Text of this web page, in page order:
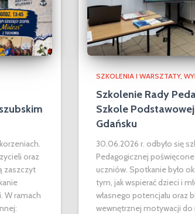
oraz
zaszczyt
W ramach
SZKOLENIA I WARSZTATY
Szkolenie Rady
Szkole
Gdańsku
30.06.2026 r. odbyło się
Pedagogicznej
uczniów. Spotkanie było
tym, jak wspierać dzieci i
własnego potencjału oraz
wewnętrznej motywacji do